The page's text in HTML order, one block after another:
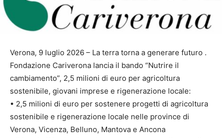
Verona, 9 luglio 2026 – La terra torna a generare futuro .
Fondazione Cariverona lancia il bando “Nutrire il
cambiamento”, 2,5 milioni di euro per agricoltura
sostenibile, giovani imprese e rigenerazione locale:
• 2,5 milioni di euro per sostenere progetti di agricoltura
sostenibile e rigenerazione locale nelle province di
Verona, Vicenza, Belluno, Mantova e Ancona